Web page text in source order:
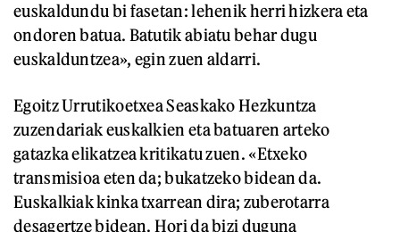
euskaldundu bi fasetan: lehenik herri hizkera eta
ondoren batua. Batutik abiatu behar dugu
euskalduntzea», egin zuen aldarri.
Egoitz Urrutikoetxea Seaskako Hezkuntza
zuzendariak euskalkien eta batuaren arteko
gatazka elikatzea kritikatu zuen. «Etxeko
transmisioa eten da; bukatzeko bidean da.
Euskalkiak kinka txarrean dira; zuberotarra
desagertze bidean. Hori da bizi duguna